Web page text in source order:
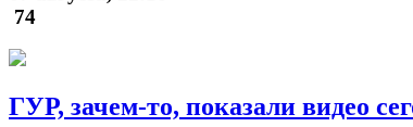
74
ГУР, зачем-то, показали видео